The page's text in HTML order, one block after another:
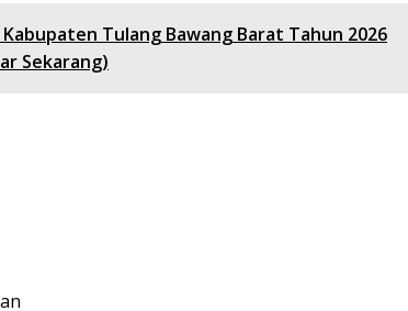
Tulang Bawang Barat Tahun 2026
Sekarang)